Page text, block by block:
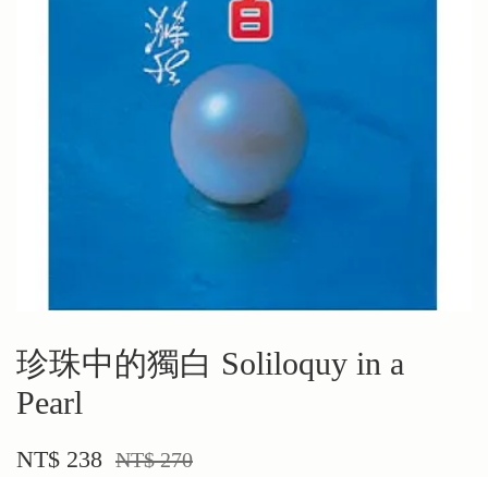
珍珠中的獨白 Soliloquy in a
Pearl
NT$ 238 NT$ 270